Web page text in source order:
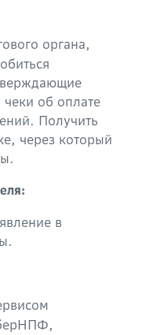
органа,
об оплате
Получить
через который
в